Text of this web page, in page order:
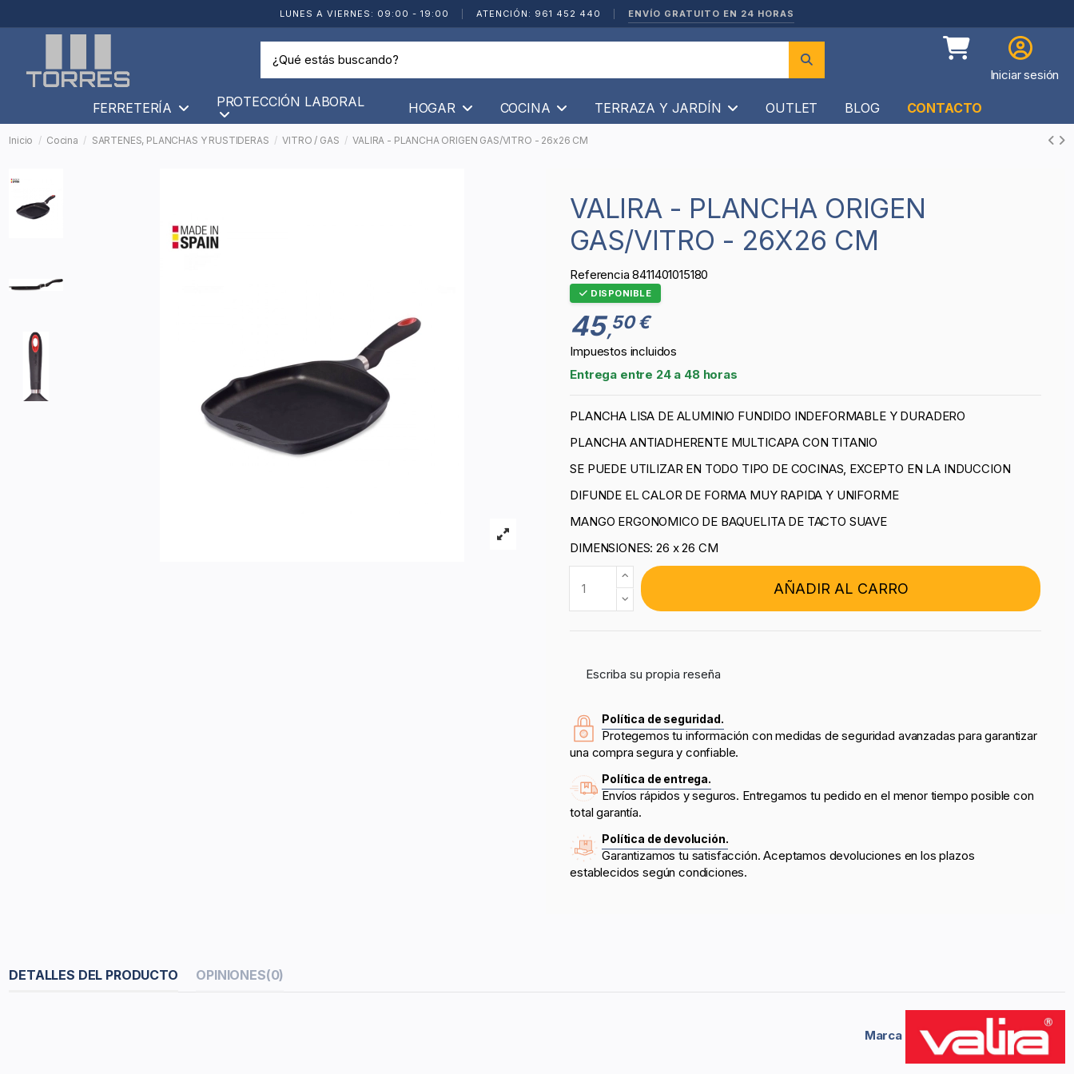
LUNES A VIERNES: 09:00 - 19:00 ATENCIÓN: 961 452 440 ENVÍO GRATUITO EN 24 HORAS
Iniciar sesión
FERRETERÍA PROTECCIÓN LABORAL HOGAR COCINA TERRAZA Y JARDÍN OUTLET BLOG CONTACTO
Inicio Cocina SARTENES, PLANCHAS Y RUSTIDERAS VITRO / GAS VALIRA - PLANCHA ORIGEN GAS/VITRO - 26x26 CM
VALIRA - PLANCHA ORIGEN
GAS/VITRO - 26X26 CM
Referencia 8411401015180
DISPONIBLE
45,50 €
Impuestos incluidos
Entrega entre 24 a 48 horas
PLANCHA LISA DE ALUMINIO FUNDIDO INDEFORMABLE Y DURADERO
PLANCHA ANTIADHERENTE MULTICAPA CON TITANIO
SE PUEDE UTILIZAR EN TODO TIPO DE COCINAS, EXCEPTO EN LA INDUCCION
DIFUNDE EL CALOR DE FORMA MUY RAPIDA Y UNIFORME
MANGO ERGONOMICO DE BAQUELITA DE TACTO SUAVE
DIMENSIONES: 26 x 26 CM
AÑADIR AL CARRO
Escriba su propia reseña
Política de seguridad.
Protegemos tu información con medidas de seguridad avanzadas para garantizar
una compra segura y confiable.
Política de entrega.
Envíos rápidos y seguros. Entregamos tu pedido en el menor tiempo posible con
total garantía.
Política de devolución.
Garantizamos tu satisfacción. Aceptamos devoluciones en los plazos
establecidos según condiciones.
DETALLES DEL PRODUCTO OPINIONES(0)
Marca